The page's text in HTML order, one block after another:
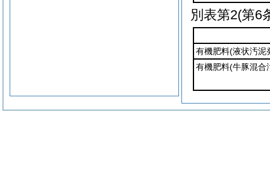
別表第2(第6
有機肥料(液状汚泥
有機肥料(牛豚混合